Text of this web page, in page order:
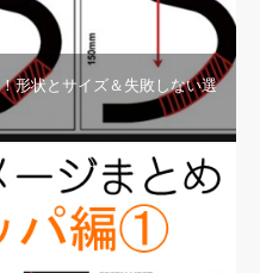
形状とサイズ＆失敗しない選